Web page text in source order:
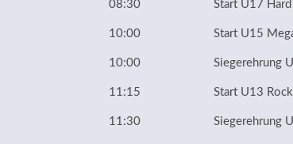
08:30 Start U17
10:00 Start U15
10:00 Siegerehrung
11:15 Start U13
11:30 Siegerehrung